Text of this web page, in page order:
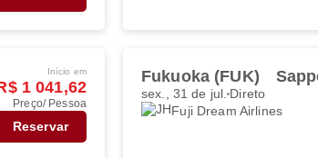
Início em
1 041,62
Preço/ Pessoa
Reservar
Fukuoka (FUK)
sex., 31 de jul. Direto
Fuji Dream Airlines